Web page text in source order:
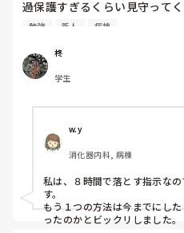
点については、自分自身でも
ています。
一方で、プリセプターは放任
術の練習状況について聞かれ
「今のうちに練習した方がい
私のイメージでは、プリセプ
れたり、定期的に悩みや困っ
る存在だと思っていました。
わりはなく、面談などもあり
を感じています。
一方で、他の先輩方は普段の
プリセプターが自分の役割を
セプターになっていること自体
先輩に話しかけずらいのは良
ティーになっていること挨拶に
今は８月なので、パンダコパ
す。私なら、変えたいってこ
いたり技術練習の相手をお願い
話しかけやすい先輩はいますか
今は大事な時なので、色んな
変えて欲しいって言ったあと
わないか心配なので、その日
話しかけたら良いのかなって思
過保護すぎるくらい見守って
ンプも最近になってするよう
ーするためにロックをしてシ
ポンプの設定の仕方が病棟に2
り、500mlの63ml/hで設定す
たりの量を設定してる方の2
のですがどちらかのやり方が
を指摘する形になるのが怖く
んはどちらでしているのか教
勉強 新人 病棟
柊
学生
w.y
消化器内科, 病棟
私は、８時間で落とす指示な
す。
もう１つの方法は今までにし
ったのかとビックリしました。